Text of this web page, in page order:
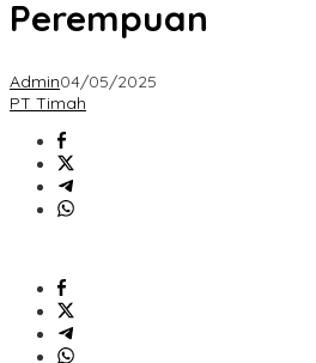
Perempuan
Admin04/05/2025
PT Timah